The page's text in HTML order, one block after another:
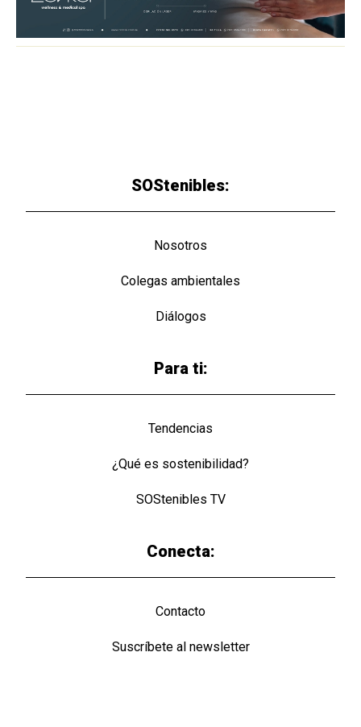
SOStenibles:
Nosotros
Colegas ambientales
Diálogos
Para ti:
Tendencias
¿Qué es sostenibilidad?
SOStenibles TV
Conecta:
Contacto
Suscríbete al newsletter